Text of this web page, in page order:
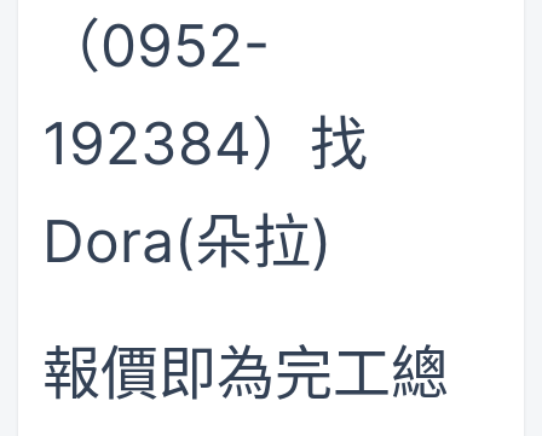
（0952-
192384）找
Dora(朵拉)
報價即為完工總